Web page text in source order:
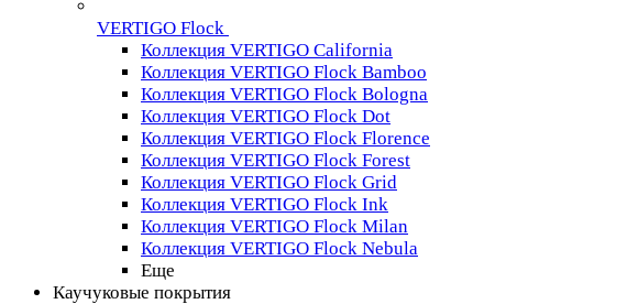
VERTIGO Flock
Коллекция VERTIGO California
Коллекция VERTIGO Flock Bamboo
Коллекция VERTIGO Flock Bologna
Коллекция VERTIGO Flock Dot
Коллекция VERTIGO Flock Florence
Коллекция VERTIGO Flock Forest
Коллекция VERTIGO Flock Grid
Коллекция VERTIGO Flock Ink
Коллекция VERTIGO Flock Milan
Коллекция VERTIGO Flock Nebula
Еще
Каучуковые покрытия